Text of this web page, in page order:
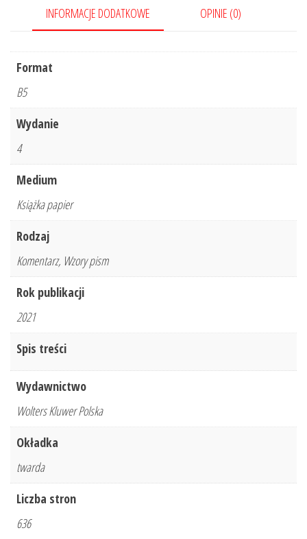
INFORMACJE DODATKOWE OPINIE (0)
Format
B5
Wydanie
4
Medium
Książka papier
Rodzaj
Komentarz, Wzory pism
Rok publikacji
2021
Spis treści
Wydawnictwo
Wolters Kluwer Polska
Okładka
twarda
Liczba stron
636